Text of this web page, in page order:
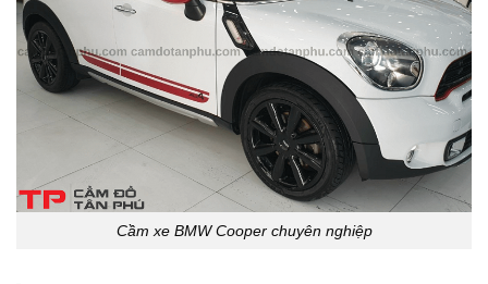
Cầm xe BMW Cooper chuyên nghiệp